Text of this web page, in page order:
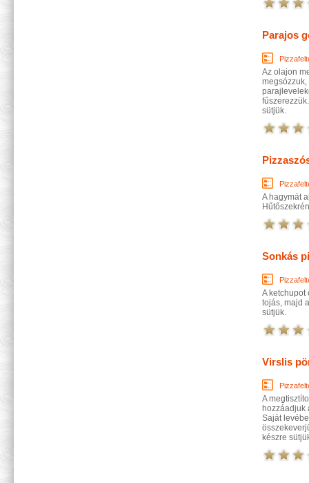
Parajos
Az olajon
sütjük.
A hagymát
Sonkás
A ketchupot
tojás, majd
sütjük.
Virslis
A
hozzáadjuk
Saját
készre